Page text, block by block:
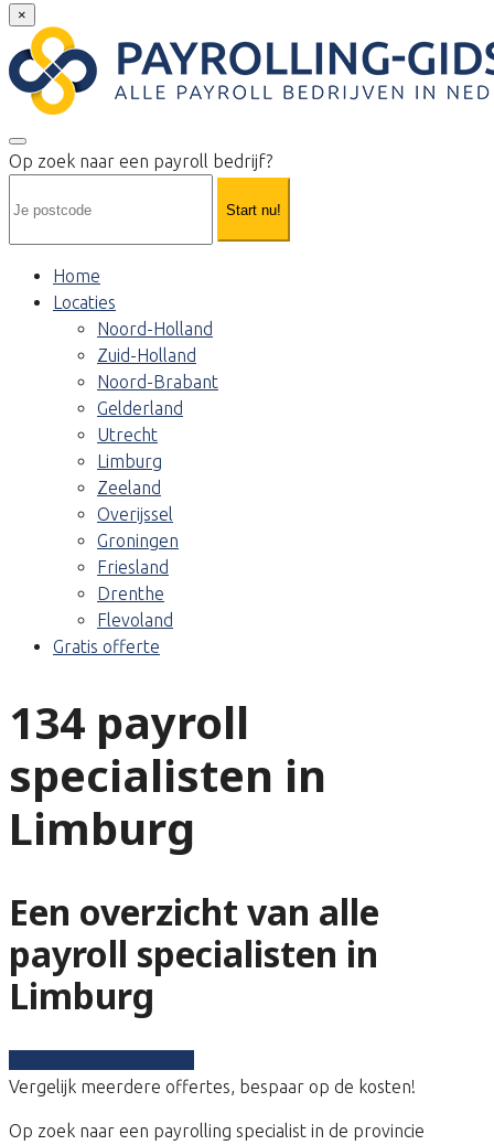
×
Op zoek naar een payroll bedrijf?
Start nu!
Home
Locaties
Noord-Holland
Zuid-Holland
Noord-Brabant
Gelderland
Utrecht
Limburg
Zeeland
Overijssel
Groningen
Friesland
Drenthe
Flevoland
Gratis offerte
134 payroll
specialisten in
Limburg
Een overzicht van alle
payroll specialisten in
Limburg
Vergelijk meerdere offertes, bespaar op de kosten!
Op zoek naar een payrolling specialist in de provincie